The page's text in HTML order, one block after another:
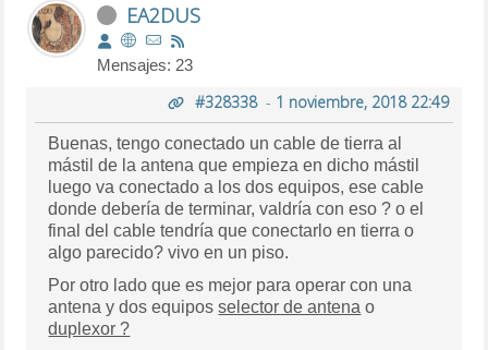
EA2DUS
Mensajes: 23
#328338- 1 noviembre, 2018 22:49
Buenas, tengo conectado un cable de tierra al
mástil de la antena que empieza en dicho mástil
luego va conectado a los dos equipos, ese cable
donde debería de terminar, valdría con eso ? o el
final del cable tendría que conectarlo en tierra o
algo parecido? vivo en un piso.
Por otro lado que es mejor para operar con una
antena y dos equiposselector de antena o
duplexor ?